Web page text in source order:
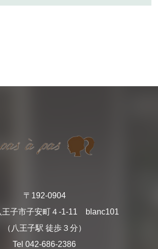
〒192-0904
王子市子安町４-1-11 blanc101
（八王子駅 徒歩３分）
Tel 042-686-2386